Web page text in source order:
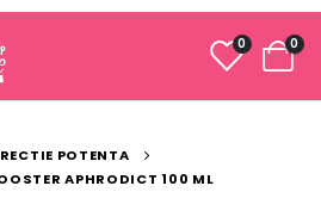
0 0
POTENTA
APHRODICT 100 ML